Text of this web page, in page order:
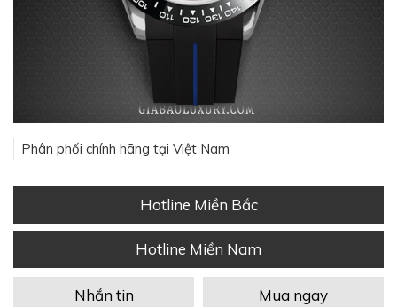
Phân phối chính hãng tại Việt Nam
Hotline Miền Bắc
Hotline Miền Nam
Nhắn tin Mua ngay